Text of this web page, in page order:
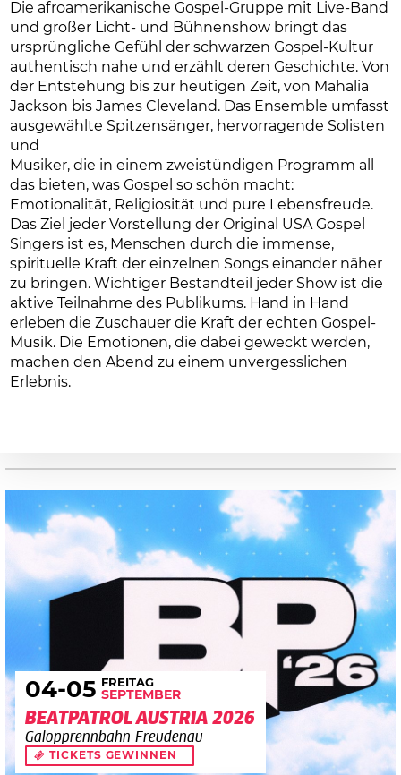
Die afroamerikanische Gospel-Gruppe mit Live-Band
und großer Licht- und Bühnenshow bringt das
ursprüngliche Gefühl der schwarzen Gospel-Kultur
authentisch nahe und erzählt deren Geschichte. Von
der Entstehung bis zur heutigen Zeit, von Mahalia
Jackson bis James Cleveland. Das Ensemble umfasst
ausgewählte Spitzensänger, hervorragende Solisten
und
Musiker, die in einem zweistündigen Programm all
das bieten, was Gospel so schön macht:
Emotionalität, Religiosität und pure Lebensfreude.
Das Ziel jeder Vorstellung der Original USA Gospel
Singers ist es, Menschen durch die immense,
spirituelle Kraft der einzelnen Songs einander näher
zu bringen. Wichtiger Bestandteil jeder Show ist die
aktive Teilnahme des Publikums. Hand in Hand
erleben die Zuschauer die Kraft der echten Gospel-
Musik. Die Emotionen, die dabei geweckt werden,
machen den Abend zu einem unvergesslichen
Erlebnis.
04-05 FREITAG
SEPTEMBER
BEATPATROL AUSTRIA 2026
Galopprennbahn Freudenau
TICKETS GEWINNEN